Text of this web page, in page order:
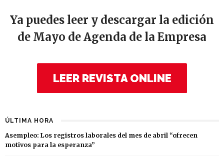
Ya puedes leer y descargar la edición
de Mayo de Agenda de la Empresa
LEER REVISTA ONLINE
ÚLTIMA HORA
Asempleo: Los registros laborales del mes de abril “ofrecen
motivos para la esperanza”